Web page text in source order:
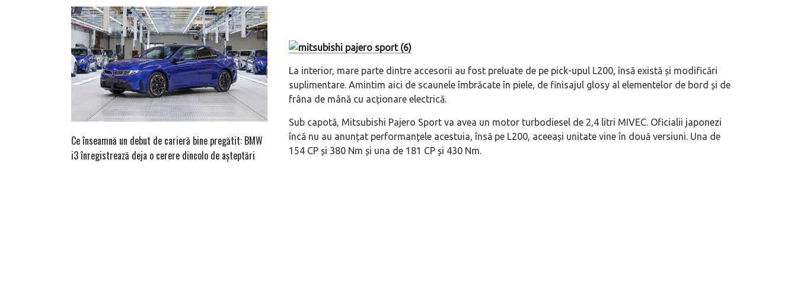
La interior, mare parte dintre accesorii au fost preluate de pe pick-upul L200, însă există și modificări
suplimentare. Amintim aici de scaunele îmbrăcate în piele, de finisajul glosy al elementelor de bord și de
frâna de mână cu acționare electrică.
Sub capotă, Mitsubishi Pajero Sport va avea un motor turbodiesel de 2,4 litri MIVEC. Oficialii japonezi
încă nu au anunțat performanțele acestuia, însă pe L200, aceeași unitate vine în două versiuni. Una de
154 CP și 380 Nm și una de 181 CP și 430 Nm.
Ce înseamnă un debut de carieră bine pregătit: BMW
i3 înregistrează deja o cerere dincolo de așteptări
Versiune MINI Countryman încă nelansată oficial, dată
pe mâna fetelor în competiția off-road Rebelle Rally
Pentru cine știe ceva avioane, numele Hennessey
Blackbird va suna ca un apropo. Unul pertinent, de
Prima sportivă cu motor central a